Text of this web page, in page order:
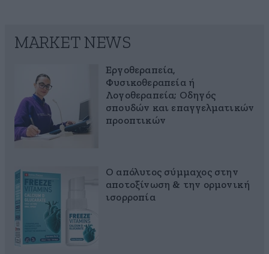
MARKET NEWS
Εργοθεραπεία,
Φυσικοθεραπεία ή
Λογοθεραπεία; Οδηγός
σπουδών και επαγγελματικών
προοπτικών
Ο απόλυτος σύμμαχος στην
αποτοξίνωση & την ορμονική
ισορροπία